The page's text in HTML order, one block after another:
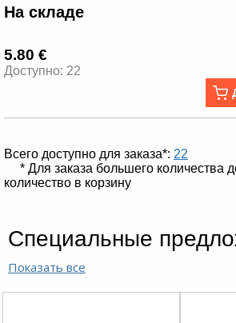
На складе
5.80 €
Доступно: 22
Всего доступно для заказа*: 22
* Для заказа большего количества
количество в корзину
Специальные
Показать все